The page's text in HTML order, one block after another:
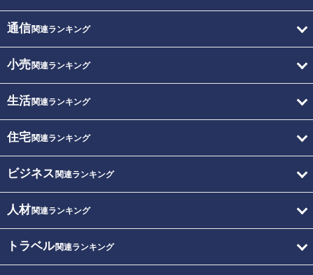
通信関連ランキング
小売関連ランキング
生活関連ランキング
住宅関連ランキング
ビジネス 関連ランキング
人材関連ランキング
トラベル関連ランキング